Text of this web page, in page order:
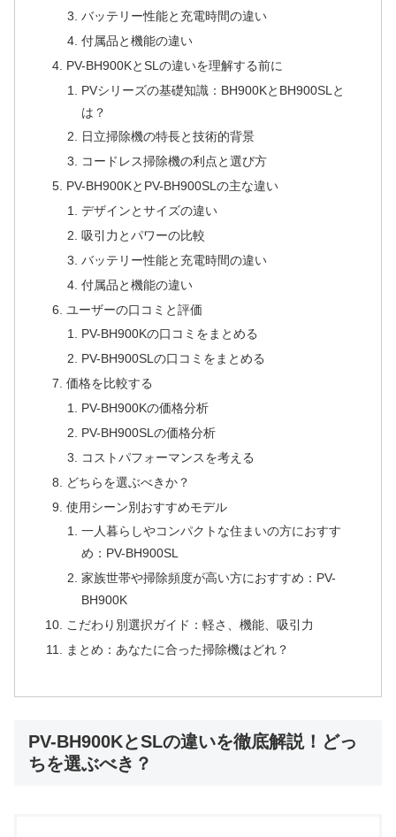
バッテリー性能と充電時間の違い
付属品と機能の違い
PV-BH900KとSLの違いを理解する前に
PVシリーズの基礎知識：BH900KとBH900SLと
は？
日立掃除機の特長と技術的背景
コードレス掃除機の利点と選び方
PV-BH900KとPV-BH900SLの主な違い
デザインとサイズの違い
吸引力とパワーの比較
バッテリー性能と充電時間の違い
付属品と機能の違い
ユーザーの口コミと評価
PV-BH900Kの口コミをまとめる
PV-BH900SLの口コミをまとめる
価格を比較する
PV-BH900Kの価格分析
PV-BH900SLの価格分析
コストパフォーマンスを考える
どちらを選ぶべきか？
使用シーン別おすすめモデル
一人暮らしやコンパクトな住まいの方におすす
め：PV-BH900SL
家族世帯や掃除頻度が高い方におすすめ：PV-
BH900K
こだわり別選択ガイド：軽さ、機能、吸引力
まとめ：あなたに合った掃除機はどれ？
PV-BH900KとSLの違いを徹底解説！どっ
ちを選ぶべき？